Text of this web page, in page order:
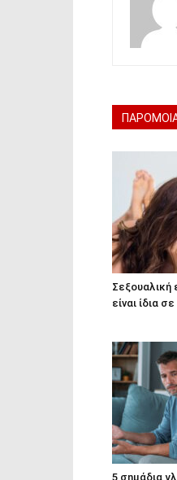
Σεξουαλική
είναι ίδια
5 σημάδια